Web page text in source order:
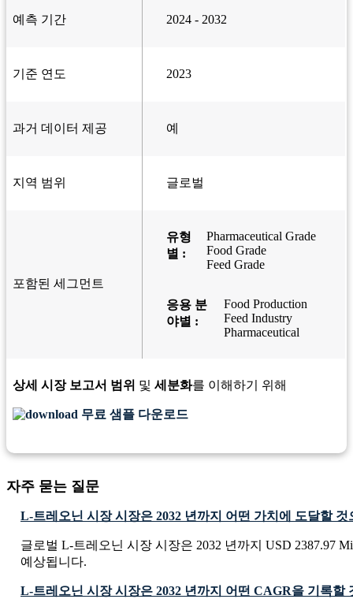
예측 기간 2024 - 2032
기준 연도 2023
과거 데이터 제공 예
지역 범위 글로벌
포함된 세그먼트
유형
별 :
Pharmaceutical Grade
Food Grade
Feed Grade
응용 분
야별 :
Food Production
Feed Industry
Pharmaceutical
상세 시장 보고서 범위 및 세분화를 이해하기 위해
무료 샘플 다운로드
자주 묻는 질문
L-트레오닌 시장 시장은 2032 년까지 어떤 가치에 도달할 것
글로벌 L-트레오닌 시장 시장은 2032 년까지 USD 2387.97
예상됩니다.
L-트레오닌 시장 시장은 2032 년까지 어떤 CAGR을 기록할